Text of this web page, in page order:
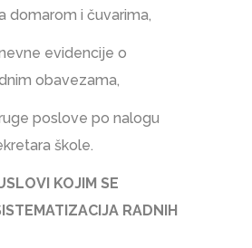
domarom i čuvarima,
evidencije o
obavezama,
poslove po nalogu
škole.
KOJIM SE
RADNIH